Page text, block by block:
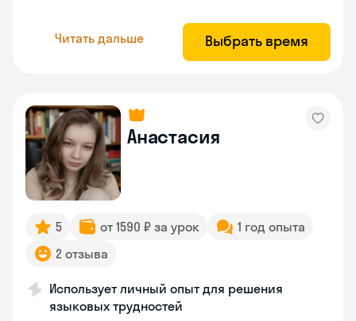
Читать дальше Выбрать время
Анастасия
5 от 1590 ₽ за урок
1 год опыта
2 отзыва
Использует личный опыт для решения
языковых трудностей